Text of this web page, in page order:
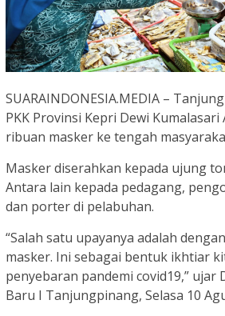
SUARAINDONESIA.MEDIA –
PKK Provinsi Kepri Dewi
ribuan masker ke tengah
Masker diserahkan kepada ujung
Antara lain kepada pedagang,
dan porter di pelabuhan.
“Salah satu upayanya adalah
masker. Ini sebagai bentuk ikhtiar
penyebaran pandemi covid19,” ujar
Baru I Tanjungpinang, Selasa 10